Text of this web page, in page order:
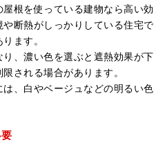
根を使っている建物なら高い効
断熱がしっかりしている住宅で
ます。
、濃い色を選ぶと遮熱効果が下
される場合があります。
、白やベージュなどの明るい色